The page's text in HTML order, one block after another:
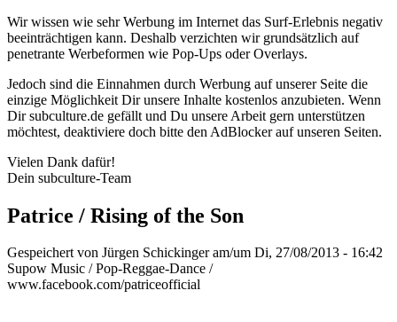
Wir wissen wie sehr Werbung im Internet das Surf-Erlebnis negativ
beeinträchtigen kann. Deshalb verzichten wir grundsätzlich auf
penetrante Werbeformen wie Pop-Ups oder Overlays.
Jedoch sind die Einnahmen durch Werbung auf unserer Seite die
einzige Möglichkeit Dir unsere Inhalte kostenlos anzubieten. Wenn
Dir subculture.de gefällt und Du unsere Arbeit gern unterstützen
möchtest, deaktiviere doch bitte den AdBlocker auf unseren Seiten.
Vielen Dank dafür!
Dein subculture-Team
Patrice / Rising of the Son
Gespeichert von Jürgen Schickingeram/um Di, 27/08/2013 - 16:42
Supow Music / Pop-Reggae-Dance /
www.facebook.com/patriceofficial